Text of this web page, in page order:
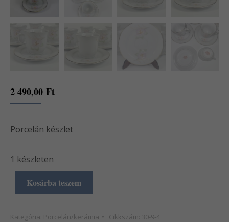
2 490,00 Ft
Porcelán készlet
1 készleten
Kosárba teszem
Kategória: Porcelán/kerámia Cikkszám: 30-9-4